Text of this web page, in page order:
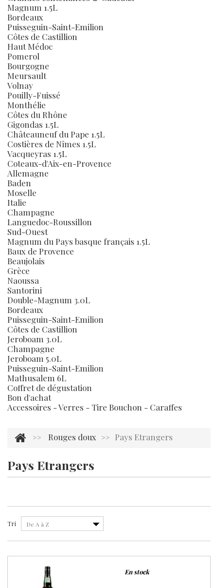
Magnum 1.5L
Bordeaux
Puisseguin-Saint-Emilion
Côtes de Castillion
Haut Médoc
Pomerol
Bourgogne
Meursault
Volnay
Pouilly-Fuissé
Monthélie
Côtes du Rhône
Gigondas 1.5L
Châteauneuf du Pape 1.5L
Costières de Nîmes 1.5L
Vacqueyras 1.5L
Coteaux-d'Aix-en-Provence
Allemagne
Baden
Moselle
Italie
Champagne
Languedoc-Roussillon
Sud-Ouest
Magnum du Pays basque français 1.5L
Baux de Provence
Beaujolais
Grèce
Naoussa
Santorini
Double-Magnum 3.0L
Bordeaux
Puisseguin-Saint-Emilion
Côtes de Castillion
Jeroboam 3.0L
Champagne
Jeroboam 5.0L
Puisseguin-Saint-Emilion
Mathusalem 6L
Coffret de dégustation
Bon d'achat
Accessoires - Verres - Tire Bouchon - Caraffes
>> Rouges doux >> Pays Etrangers
Pays Etrangers
Tri De A à Z
En stock